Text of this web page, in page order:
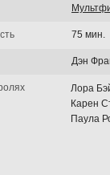
75 мин.
Дэн
Лора
Карен
Паула